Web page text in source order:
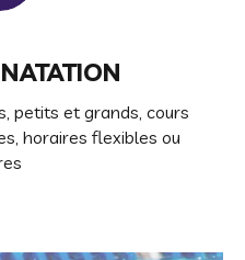
petits et grands, cours
horaires flexibles ou